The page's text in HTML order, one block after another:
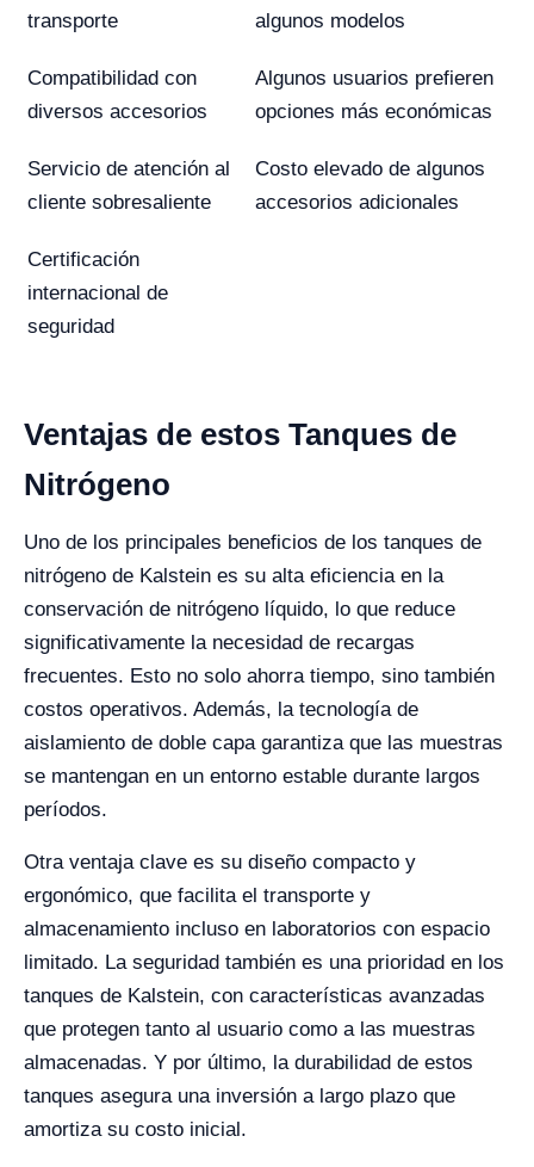
transporte
algunos modelos
Compatibilidad con
diversos accesorios
Algunos usuarios prefieren
opciones más económicas
Servicio de atención al
cliente sobresaliente
Costo elevado de algunos
accesorios adicionales
Certificación
internacional de
seguridad
Ventajas de estos Tanques de
Nitrógeno
Uno de los principales beneficios de los tanques de
nitrógeno de Kalstein es su alta eficiencia en la
conservación de nitrógeno líquido, lo que reduce
significativamente la necesidad de recargas
frecuentes. Esto no solo ahorra tiempo, sino también
costos operativos. Además, la tecnología de
aislamiento de doble capa garantiza que las muestras
se mantengan en un entorno estable durante largos
períodos.
Otra ventaja clave es su diseño compacto y
ergonómico, que facilita el transporte y
almacenamiento incluso en laboratorios con espacio
limitado. La seguridad también es una prioridad en los
tanques de Kalstein, con características avanzadas
que protegen tanto al usuario como a las muestras
almacenadas. Y por último, la durabilidad de estos
tanques asegura una inversión a largo plazo que
amortiza su costo inicial.